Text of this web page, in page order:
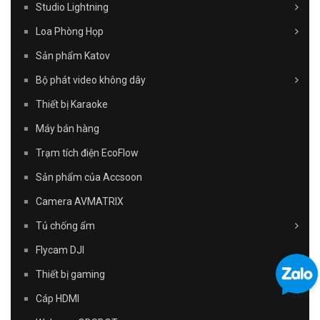
Studio Lightning
Loa Phòng Họp
Sản phẩm Katov
Bộ phát video không dây
Thiết bị Karaoke
Máy bán hàng
Trạm tích điện EcoFlow
Sản phẩm của Accsoon
Camera AVMATRIX
Tủ chống ẩm
Flycam DJI
Thiết bị gaming
Cáp HDMI